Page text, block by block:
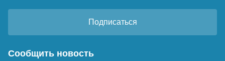
Подписаться
Сообщить новость